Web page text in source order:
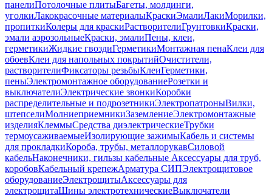
панелиПотолочные плитыБагеты, молдинги,
уголкиЛакокрасочные материалыКраскиЭмалиЛакиМорилки,
пропиткиКолеры для краскиРастворителиГрунтовкиКраски,
эмали аэрозольныеКраски, эмалиПены, клеи,
герметикиЖидкие гвоздиГерметикиМонтажная пенаКлеи для
обоевКлеи для напольных покрытийОчистители,
растворителиФиксаторы резьбыКлеиГерметики,
пеныЭлектромонтажное оборудованиеРозетки и
выключателиЭлектрические звонкиКоробки
распределительные и подрозетникиЭлектропатроныВилки,
штепселиМолниеприемникиЗаземлениеЭлектромонтажные
изделияКлеммыСредства диэлектрическиеТрубки
термоусаживаемыеИзолирующие зажимыКабель и системы
для прокладкиКороба, трубы, металлорукавСиловой
кабельНаконечники, гильзы кабельные Аксессуары для труб,
коробовКабельный крепежАрматура СИПЭлектрощитовое
оборудованиеЭлектрощитыАксессуары для
электрощитаШины электротехническиеВыключатели